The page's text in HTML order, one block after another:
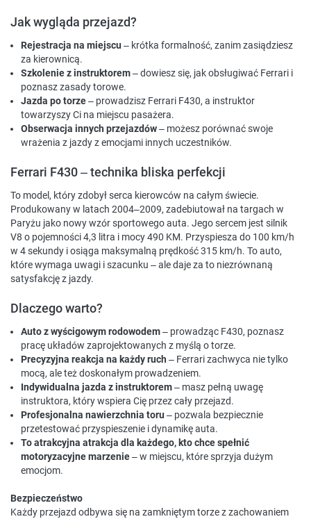
Jak wygląda przejazd?
Rejestracja na miejscu – krótka formalność, zanim zasiądziesz
za kierownicą.
Szkolenie z instruktorem– dowiesz się, jak obsługiwać Ferrari i
poznasz zasady torowe.
Jazda po torze– prowadzisz Ferrari F430, a instruktor
towarzyszy Ci na miejscu pasażera.
Obserwacja innych przejazdów– możesz porównać swoje
wrażenia z jazdy z emocjami innych uczestników.
Ferrari F430 – technika bliska perfekcji
To model, który zdobył serca kierowców na całym świecie.
Produkowany w latach 2004–2009, zadebiutował na targach w
Paryżu jako nowy wzór sportowego auta. Jego sercem jest silnik
V8 o pojemności 4,3 litra i mocy 490 KM. Przyspiesza do 100 km/h
w 4 sekundy i osiąga maksymalną prędkość 315 km/h. To auto,
które wymaga uwagi i szacunku – ale daje za to niezrównaną
satysfakcję z jazdy.
Dlaczego warto?
Auto z wyścigowym rodowodem– prowadząc F430, poznasz
pracę układów zaprojektowanych z myślą o torze.
Precyzyjna reakcja na każdy ruch – Ferrari zachwyca nie tylko
mocą, ale też doskonałym prowadzeniem.
Indywidualna jazda z instruktorem– masz pełną uwagę
instruktora, który wspiera Cię przez cały przejazd.
Profesjonalna nawierzchnia toru – pozwala bezpiecznie
przetestować przyspieszenie i dynamikę auta.
To atrakcyjna atrakcja dla każdego, kto chce spełnić
motoryzacyjne marzenie– w miejscu, które sprzyja dużym
emocjom.
Bezpieczeństwo
Każdy przejazd odbywa się na zamkniętym torze z zachowaniem